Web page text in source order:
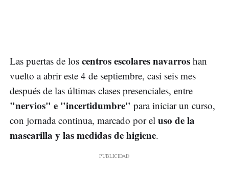
Las puertas de los centros escolares navarros han
vuelto a abrir este 4 de septiembre, casi seis mes
después de las últimas clases presenciales, entre
"nervios" e "incertidumbre" para iniciar un curso,
con jornada continua, marcado por el uso de la
mascarilla y las medidas de higiene.